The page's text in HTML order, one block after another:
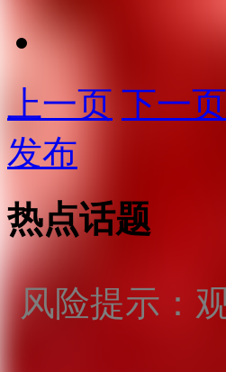
上一页 下一页
发布
热点话题
风险提示：